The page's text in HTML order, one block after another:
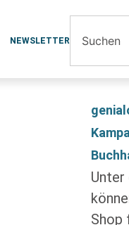
NEWSLETTER
Unter
Shop